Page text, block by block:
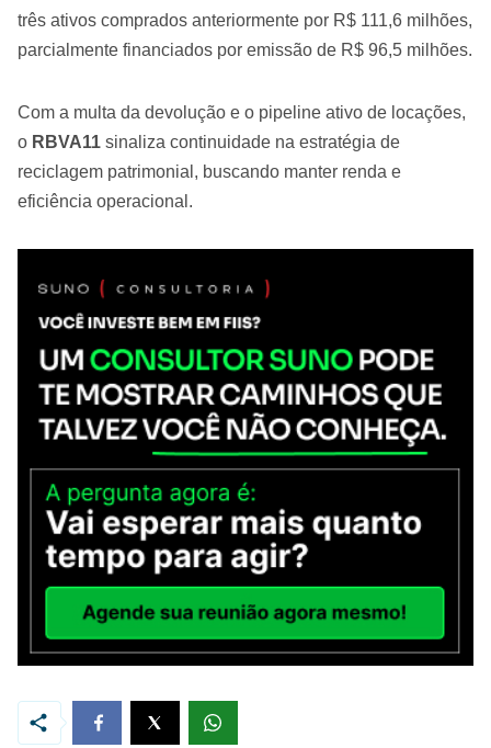
três ativos comprados anteriormente por R$ 111,6 milhões,
parcialmente financiados por emissão de R$ 96,5 milhões.
Com a multa da devolução e o pipeline ativo de locações,
o RBVA11 sinaliza continuidade na estratégia de
reciclagem patrimonial, buscando manter renda e
eficiência operacional.